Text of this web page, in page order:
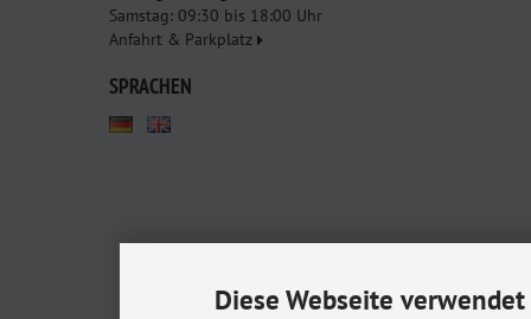
Samstag: 09:30 bis 18:00 Uhr
Anfahrt & Parkplatz
SPRACHEN
Babyshop.de - euer
Diese Webseite